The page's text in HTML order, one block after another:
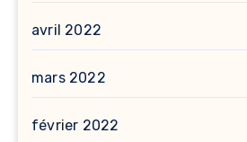
avril 2022
mars 2022
février 2022